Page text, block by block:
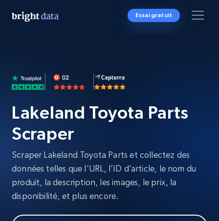
Essai gratuit
Lakeland Toyota Parts
Scraper
Scraper Lakeland Toyota Parts et collectez des
données telles que l’URL, l’ID d’article, le nom du
produit, la description, les images, le prix, la
disponibilité, et plus encore.